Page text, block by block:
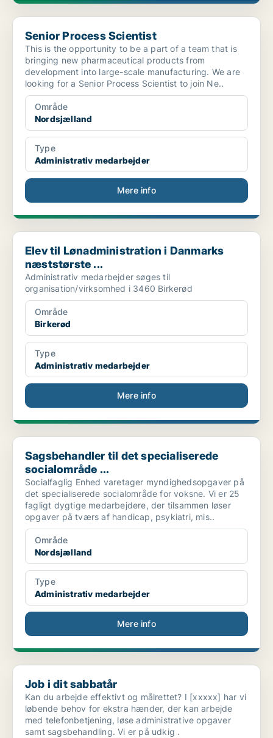
Senior Process Scientist
Senior Process Scientist
This is the opportunity to be a part of a team that is
bringing new pharmaceutical products from
development into large-scale manufacturing. We are
looking for a Senior Process Scientist to join Ne..
Område
Nordsjælland
Type
Administrativ medarbejder
Mere info
Elev til Lønadministration i Danmarks næststørste ...
Elev til Lønadministration i Danmarks
næststørste ...
Administrativ medarbejder søges til
organisation/virksomhed i 3460 Birkerød
Område
Birkerød
Type
Administrativ medarbejder
Mere info
Sagsbehandler til det specialiserede socialområde ...
Sagsbehandler til det specialiserede
socialområde ...
Socialfaglig Enhed varetager myndighedsopgaver på
det specialiserede socialområde for voksne. Vi er 25
fagligt dygtige medarbejdere, der tilsammen løser
opgaver på tværs af handicap, psykiatri, mis..
Område
Nordsjælland
Type
Administrativ medarbejder
Mere info
Job i dit sabbatår
Job i dit sabbatår
Kan du arbejde effektivt og målrettet? I [xxxxx] har vi
løbende behov for ekstra hænder, der kan arbejde
med telefonbetjening, løse administrative opgaver
samt sagsbehandling. Vi er på udkig .